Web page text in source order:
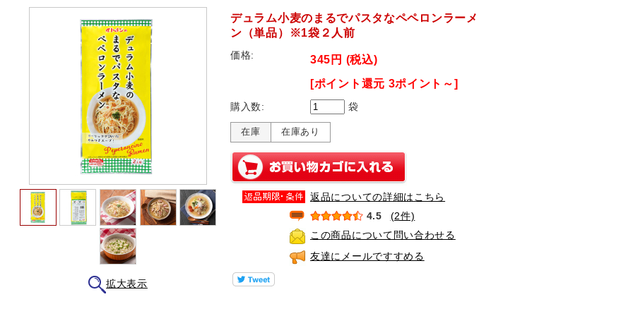
拡大表示
デュラム小麦のまるでパスタなペペロンラーメ
ン（単品）※1袋２人前
価格:
345円 (税込)
[ポイント還元 3ポイント～]
購入数: 袋
在庫 在庫あり
返品についての詳細はこちら
4.5
(2件)
この商品について問い合わせる
友達にメールですすめる